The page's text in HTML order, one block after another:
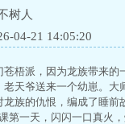
树人
04-21 14:05:20
苍梧派，因为龙族带来
老天爷送来一个幼崽。
龙族的仇恨，编成了睡
第一天，闪闪一口真火